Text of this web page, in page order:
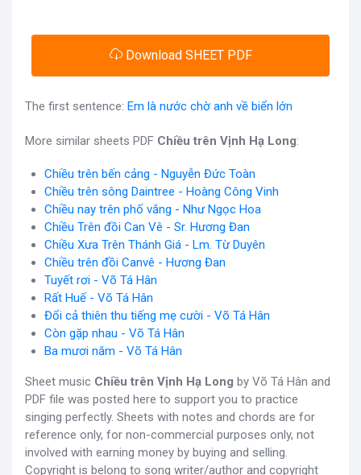
Download SHEET PDF
The first sentence: Em là nước chờ anh về biển lớn
More similar sheets PDF Chiều trên Vịnh Hạ Long:
Chiều trên bến cảng - Nguyễn Đức Toàn
Chiều trên sông Daintree - Hoàng Công Vinh
Chiều nay trên phố vắng - Như Ngọc Hoa
Chiều Trên đồi Can Vê - Sr. Hương Đan
Chiều Xưa Trên Thánh Giá - Lm. Từ Duyên
Chiều trên đồi Canvê - Hương Đan
Tuyết rơi - Võ Tá Hân
Rất Huế - Võ Tá Hân
Đổi cả thiên thu tiếng mẹ cười - Võ Tá Hân
Còn gặp nhau - Võ Tá Hân
Ba mươi năm - Võ Tá Hân
Sheet music Chiều trên Vịnh Hạ Long by Võ Tá Hân and
PDF file was posted here to support you to practice
singing perfectly. Sheets with notes and chords are for
reference only, for non-commercial purposes only, not
involved with earning money by buying and selling.
Copyright is belong to song writer/author and copyright